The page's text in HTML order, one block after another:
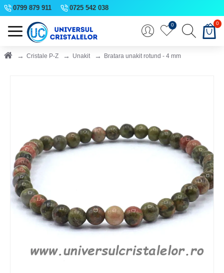
0799 879 911 0725 542 038
0 0
Cristale P-Z Unakit Bratara unakit rotund - 4 mm